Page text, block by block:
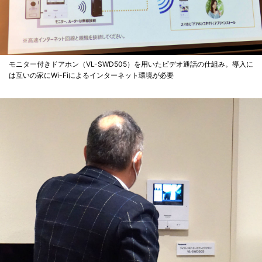
モニター付きドアホン（VL-SWD505）を用いたビデオ通話の仕組み。導入に
は互いの家にWi-Fiによるインターネット環境が必要